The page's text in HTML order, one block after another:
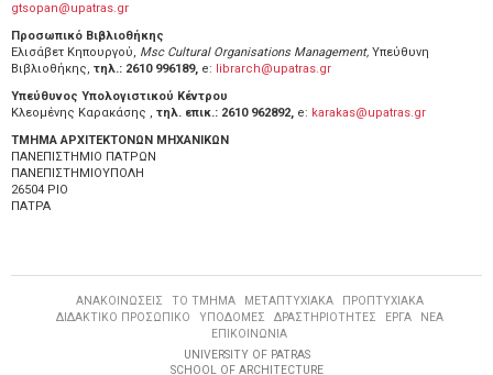
gtsopan@upatras.gr
Προσωπικό Βιβλιοθήκης
Ελισάβετ Κηπουργού, Msc Cultural Organisations Management, Υπεύθυνη
Βιβλιοθήκης, τηλ.: 2610 996189, e: librarch@upatras.gr
Υπεύθυνος Υπολογιστικού Κέντρου
Κλεομένης Καρακάσης , τηλ. επικ.: 2610 962892, e: karakas@upatras.gr
ΤΜΗΜΑ ΑΡΧΙΤΕΚΤΟΝΩΝ ΜΗΧΑΝΙΚΩΝ
ΠΑΝΕΠΙΣΤΗΜΙΟ ΠΑΤΡΩΝ
ΠΑΝΕΠΙΣΤΗΜΙΟΥΠΟΛΗ
26504 ΡΙΟ
ΠΑΤΡΑ
ΑΝΑΚΟΙΝΩΣΕΙΣ ΤΟ ΤΜΗΜΑ ΜΕΤΑΠΤΥΧΙΑΚΑ
ΠΡΟΠΤΥΧΙΑΚΑ
ΔΙΔΑΚΤΙΚΟ ΠΡΟΣΩΠΙΚΟ
ΥΠΟΔΟΜΕΣ ΔΡΑΣΤΗΡΙΟΤΗΤΕΣ ΕΡΓΑ
ΝΕΑ
ΕΠΙΚΟΙΝΩΝΙΑ
UNIVERSITY OF PATRAS
SCHOOL OF ARCHITECTURE